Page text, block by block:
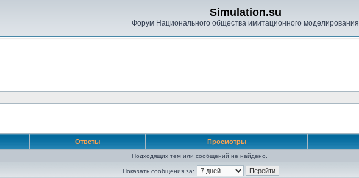
Simulation.su
Форум Национального общества имитационного моделирования
Ответы Просмотры
Подходящих тем или сообщений не найдено.
Показать сообщения за: